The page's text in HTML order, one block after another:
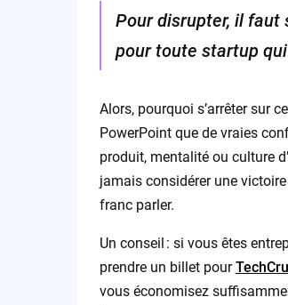
Pour disrupter, il faut
pour toute startup
Alors, pourquoi s’arrêter sur
PowerPoint que de vraies
produit, mentalité ou culture
jamais considérer une
franc parler.
Un conseil : si vous êtes
prendre un billet pour
vous économisez